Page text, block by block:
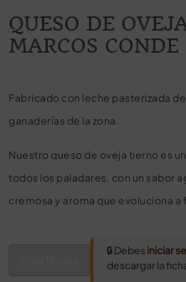
QUESO DE
MARCOS CONDE
Fabricado con leche pasterizada
ganaderías de la zona.
Nuestro queso de oveja tierno es
todos los paladares, con un sabor
cremosa y aroma que evoluciona a
🔒 Debes iniciar
descargar la